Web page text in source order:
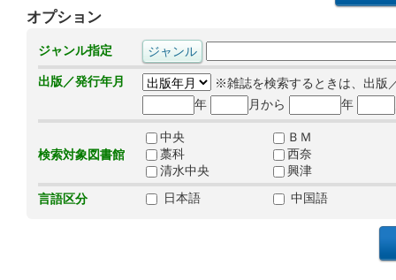
オプション
ジャンル指定
出版／発行年月
※雑誌を検索するときは、出版
年
月から 年
検索対象図書館
中央
ＢＭ
藁科
西奈
清水中央
興津
言語区分
日本語 中国語